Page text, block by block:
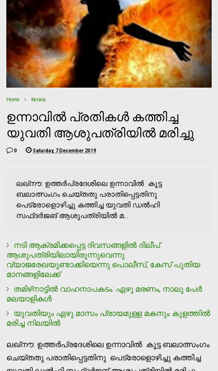
Home Kerala
ഉന്നാവിൽ പ്രതികൾ കത്തിച്ച
യുവതി ആശുപത്രിയിൽ മരിച്ചു
0 Saturday, 7 December 2019
ലഖ്‌നൗ: ഉത്തര്‍പ്രദേശിലെ ഉന്നാവില്‍ കൂട്ട
ബലാത്സംഗം ചെയ്തതു പരാതിപ്പെട്ടതിനു
പെട്രോളൊഴിച്ചു കത്തിച്ച യുവതി ഡൽഹി
സഫ്ദർജങ് ആശുപത്രിയിൽ മ...
നടി ആക്രമിക്കപ്പെട്ട ദിവസങ്ങളില്‍ ദിലീപ്
ആശുപത്രിയിലായിരുന്നുവെന്നു
വ്യാജരേഖയുണ്ടാക്കിയെന്നു പൊലീസ്, കേസ് പുതിയ
മാനങ്ങളിലേക്ക്
തമിഴ്‌നാട്ടില്‍ വാഹനാപകടം: ഏഴു മരണം, നാലു പേര്‍
മലയാളികള്‍
യുവതിയും ഏഴു മാസം പ്രായമുള്ള മകനും കുളത്തില്‍
മരിച്ച നിലയില്‍
ലഖ്‌നൗ: ഉത്തര്‍പ്രദേശിലെ ഉന്നാവില്‍ കൂട്ട ബലാത്സംഗം
ചെയ്തതു പരാതിപ്പെട്ടതിനു പെട്രോളൊഴിച്ചു കത്തിച്ച